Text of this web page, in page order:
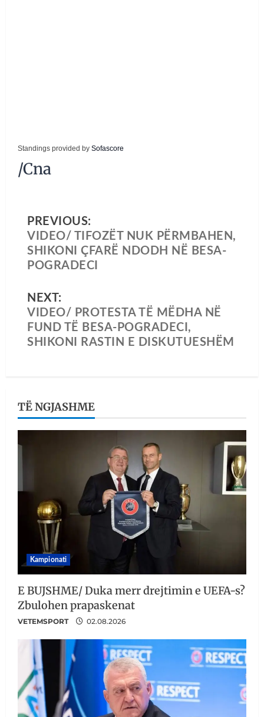
Standings provided by Sofascore
/Cna
PREVIOUS:
VIDEO/ TIFOZËT NUK PËRMBAHEN,
SHIKONI ÇFARË NDODH NË BESA-
POGRADECI
NEXT:
VIDEO/ PROTESTA TË MËDHA NË
FUND TË BESA-POGRADECI,
SHIKONI RASTIN E DISKUTUESHËM
TË NGJASHME
Kampionati
E BUJSHME/ Duka merr drejtimin e UEFA-s?
Zbulohen prapaskenat
VETEMSPORT 02.08.2026